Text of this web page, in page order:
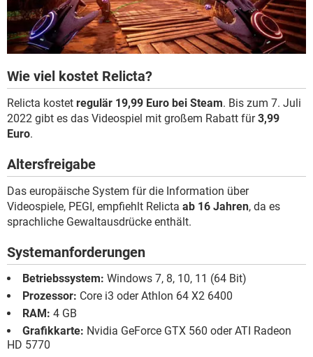
Wie viel kostet Relicta?
Relicta kostet regulär 19,99 Euro bei Steam. Bis zum 7. Juli
2022 gibt es das Videospiel mit großem Rabatt für3,99
Euro.
Altersfreigabe
Das europäische System für die Information über
Videospiele, PEGI, empfiehlt Relicta ab 16 Jahren, da es
sprachliche Gewaltausdrücke enthält.
Systemanforderungen
Betriebssystem: Windows 7, 8, 10, 11 (64 Bit)
Prozessor: Core i3 oder Athlon 64 X2 6400
RAM: 4 GB
Grafikkarte: Nvidia GeForce GTX 560 oder ATI Radeon
HD 5770